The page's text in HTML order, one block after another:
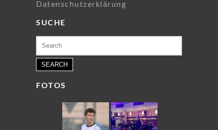
Datenschutzerklärung
SUCHE
for:
FOTOS